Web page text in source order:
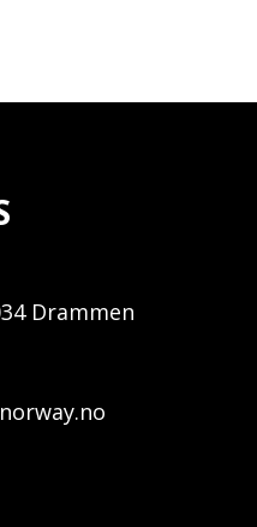
Drammen